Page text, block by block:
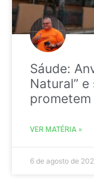
Sáude:
Natural”
VER MATÉRIA »
6 de agosto de